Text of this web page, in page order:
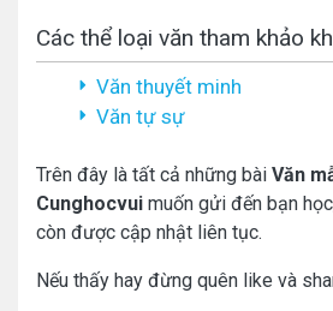
Các thể loại văn tham khảo
Văn thuyết minh
Văn tự sự
Trên đây là tất cả những bài Văn
Cunghocvui muốn gửi đến bạn
còn được cập nhật liên tục.
Nếu thấy hay đừng quên like và